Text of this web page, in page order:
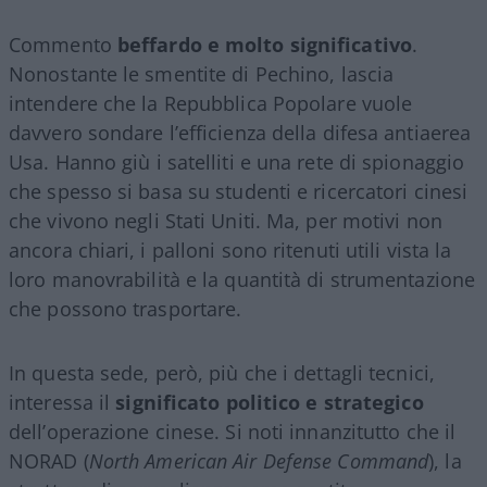
Commento beffardo e molto significativo.
Nonostante le smentite di Pechino, lascia
intendere che la Repubblica Popolare vuole
davvero sondare l’efficienza della difesa antiaerea
Usa. Hanno giù i satelliti e una rete di spionaggio
che spesso si basa su studenti e ricercatori cinesi
che vivono negli Stati Uniti. Ma, per motivi non
ancora chiari, i palloni sono ritenuti utili vista la
loro manovrabilità e la quantità di strumentazione
che possono trasportare.
In questa sede, però, più che i dettagli tecnici,
interessa il significato politico e strategico
dell’operazione cinese. Si noti innanzitutto che il
NORAD (North American Air Defense Command), la